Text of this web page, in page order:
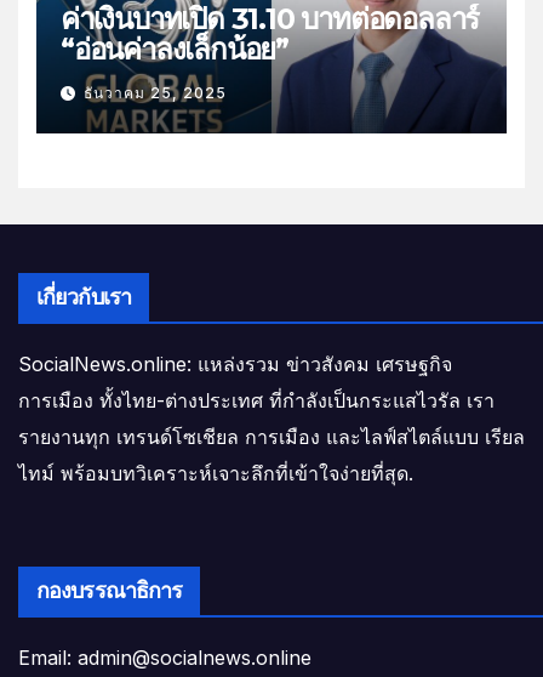
ค่าเงินบาทเปิด 31.10 บาทต่อดอลลาร์
“อ่อนค่าลงเล็กน้อย”
ธันวาคม 25, 2025
เกี่ยวกับเรา
SocialNews.online: แหล่งรวม ข่าวสังคม เศรษฐกิจ
การเมือง ทั้งไทย-ต่างประเทศ ที่กำลังเป็นกระแสไวรัล เรา
รายงานทุก เทรนด์โซเชียล การเมือง และไลฟ์สไตล์แบบ เรียล
ไทม์ พร้อมบทวิเคราะห์เจาะลึกที่เข้าใจง่ายที่สุด.
กองบรรณาธิการ
Email: admin@socialnews.online